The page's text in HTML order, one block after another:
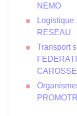
NEMO
Logistique
RESEAU
Transport